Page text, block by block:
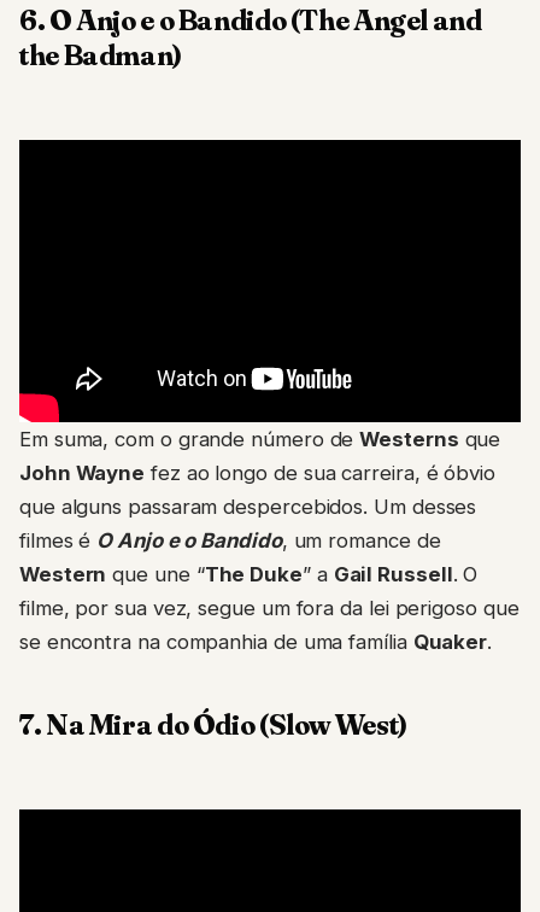
6. O Anjo e o Bandido (The Angel and
the Badman)
Em suma, com o grande número deWesterns que
John Wayne fez ao longo de sua carreira, é óbvio
que alguns passaram despercebidos. Um desses
filmes é O Anjo e o Bandido, um romance de
Western que une “The Duke” a Gail Russell. O
filme, por sua vez, segue um fora da lei perigoso que
se encontra na companhia de uma família Quaker.
7. Na Mira do Ódio (Slow West)